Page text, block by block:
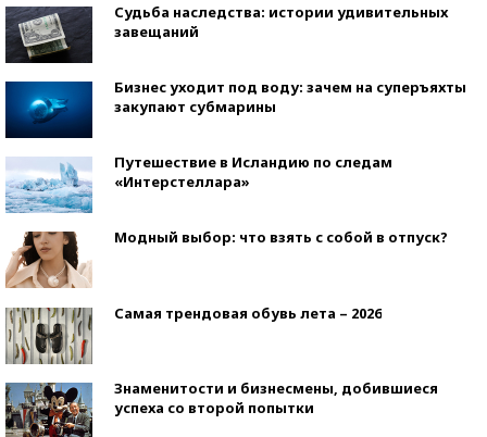
Судьба наследства: истории удивительных
завещаний
Бизнес уходит под воду: зачем на суперъяхты
закупают субмарины
Путешествие в Исландию по следам
«Интерстеллара»
Модный выбор: что взять с собой в отпуск?
Самая трендовая обувь лета – 2026
Знаменитости и бизнесмены, добившиеся
успеха со второй попытки